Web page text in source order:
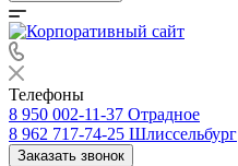
Телефоны
8 950 002-11-37 Отрадное
8 962 717-74-25 Шлиссельбург
Заказать звонок